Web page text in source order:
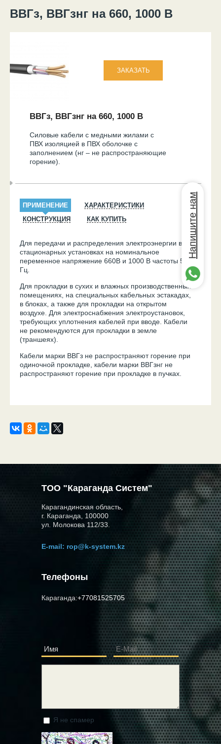
Вы здесь
ВВГз, ВВГзнг на 660, 1000 В
ВВГз, ВВГзнг на 660, 1000 В
Силовые кабели с медными жилами с
ПВХ изоляцией в ПВХ оболочке с
заполнением (нг – не распространяющие
горение).
ПРИМЕНЕНИЕ
ХАРАКТЕРИСТИКИ
КОНСТРУКЦИЯ
КАК КУПИТЬ
Для передачи и распределения электроэнергии в
стационарных установках на номинальное
переменное напряжение 660В и 1000 В частоты 50
Гц.
Для прокладки в сухих и влажных производственных
помещениях, на специальных кабельных эстакадах,
в блоках, а также для прокладки на открытом
воздухе. Для электроснабжения электроустановок,
требующих уплотнения кабелей при вводе. Кабели
не рекомендуются для прокладки в земле
(траншеях).
Кабели марки ВВГз не распространяют горение при
одиночной прокладке, кабели марки ВВГзнг не
распространяют горение при прокладке в пучках.
ТОО "Караганда Систем"
Карагандинская область,
г. Караганда, 100000
ул. Молокова 112/33.
E-mail: rop@k-system.kz
Имя
E-Mail
*
Я не спамер
Телефоны
Караганда:+77081525705
Напишите нам